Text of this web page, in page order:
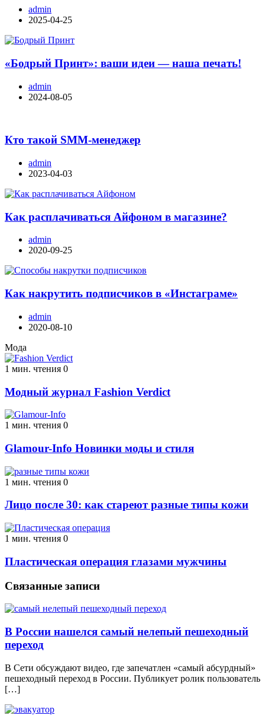
admin
2025-04-25
«Бодрый Принт»: ваши идеи — наша печать!
admin
2024-08-05
Кто такой SMM-менеджер
admin
2023-04-03
Как расплачиваться Айфоном в магазине?
admin
2020-09-25
Как накрутить подписчиков в «Инстаграме»
admin
2020-08-10
Мода
1 мин. чтения 0
Модный журнал Fashion Verdict
1 мин. чтения 0
Glamour-Info Новинки моды и стиля
1 мин. чтения 0
Лицо после 30: как стареют разные типы кожи
1 мин. чтения 0
Пластическая операция глазами мужчины
Связанные записи
В России нашелся самый нелепый пешеходный
переход
В Сети обсуждают видео, где запечатлен «самый абсурдный»
пешеходный переход в России. Публикует ролик пользователь
[…]